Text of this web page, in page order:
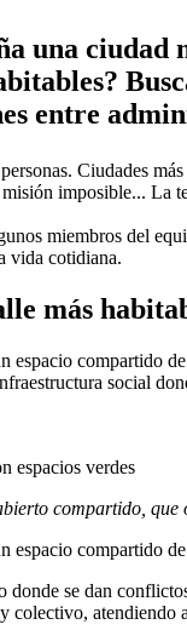
una ciudad
entre
Ciudades
imposible... La
miembros del
vida cotidiana.
más
espacio compartido
social
compartido,
espacio compartido
donde se dan
atendiendo